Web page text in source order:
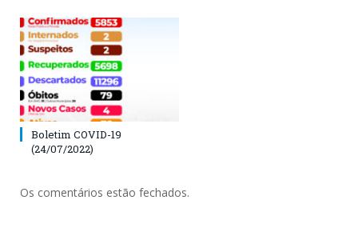
Boletim COVID-19
(24/07/2022)
Os comentários estão fechados.